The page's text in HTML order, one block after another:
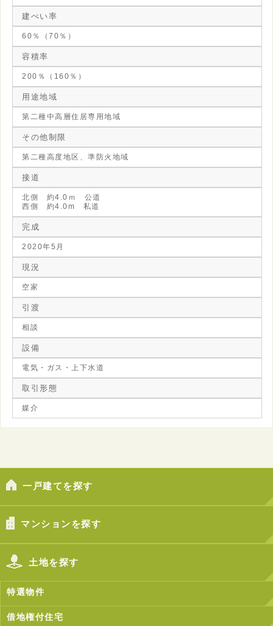
建ぺい率
60％（70％）
容積率
200％（160％）
用途地域
第二種中高層住居専用地域
その他制限
第二種高度地区、準防火地域
接道
北側 約4.0ｍ 公道
西側 約4.0m 私道
完成
2020年5月
現況
空家
引渡
相談
設備
電気・ガス・上下水道
取引形態
媒介
一戸建てを探す
マンションを探す
土地を探す
特選物件
借地権付住宅